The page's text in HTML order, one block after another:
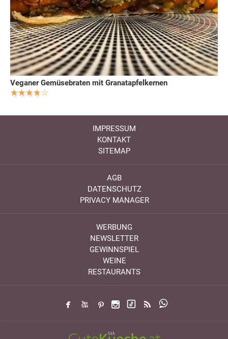
Veganer Gemüsebraten mit Granatapfelkernen
IMPRESSUM
KONTAKT
SITEMAP
AGB
DATENSCHUTZ
PRIVACY MANAGER
WERBUNG
NEWSLETTER
GEWINNSPIEL
WEINE
RESTAURANTS